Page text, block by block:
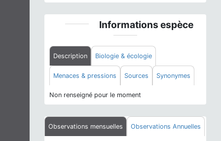
Informations espèce
Description Biologie & écologie
Menaces & pressions Sources Synonymes
Non renseigné pour le moment
Observations mensuelles Observations Annuelles